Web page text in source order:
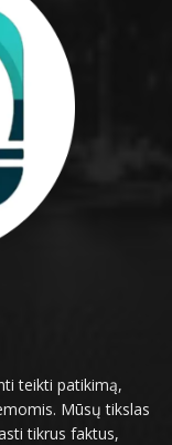
teikti patikimą,
Mūsų tikslas
tikrus faktus,